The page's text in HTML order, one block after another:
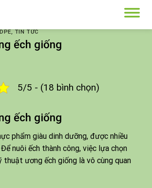
, TIN TỨC
ếch giống
5/5 - (18 bình chọn)
ếch giống
phẩm giàu dinh dưỡng, được nhiều
nuôi ếch thành công, việc lựa chọn
thuật ương ếch giống là vô cùng quan